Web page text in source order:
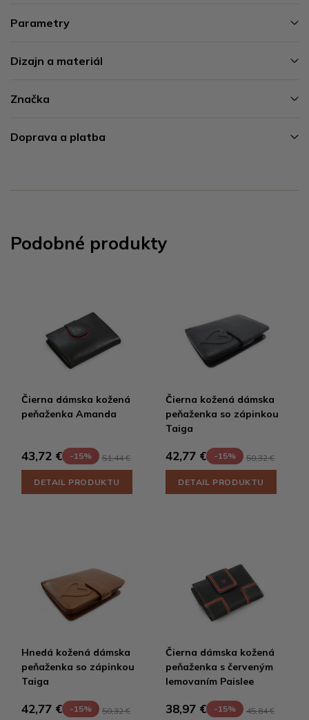
Parametry
Dizajn a materiál
Značka
Doprava a platba
Podobné produkty
Čierna dámska kožená
peňaženka Amanda
43,72 € -15% 51,44 €
DETAIL PRODUKTU
Čierna kožená dámska
peňaženka so zápinkou
Taiga
42,77 € -15% 50,32 €
DETAIL PRODUKTU
Hnedá kožená dámska
peňaženka so zápinkou
Taiga
42,77 € -15% 50,32 €
Čierna dámska kožená
peňaženka s červeným
lemovaním Paislee
38,97 € -15% 45,84 €